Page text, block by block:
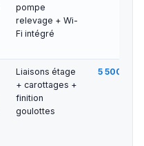
pompe
relevage + Wi-
Fi intégré
Liaisons étage
+ carottages +
finition
goulottes
5 500 € —